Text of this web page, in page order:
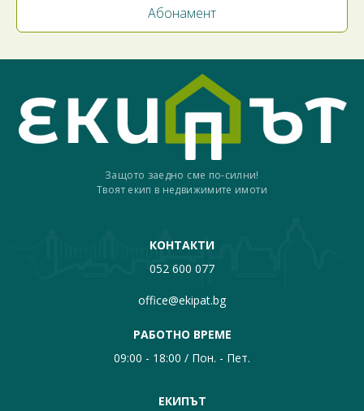
Защото заедно сме по-силни!
Твоят екип в недвижимите имоти
КОНТАКТИ
052 600 077
office@ekipat.bg
РАБОТНО ВРЕМЕ
09:00 - 18:00 / Пон. - Пет.
ЕКИПЪТ